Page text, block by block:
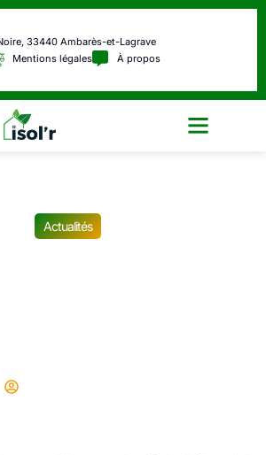
33440 Ambarès-et-Lagrave
Mentions légales
À propos
Actualités